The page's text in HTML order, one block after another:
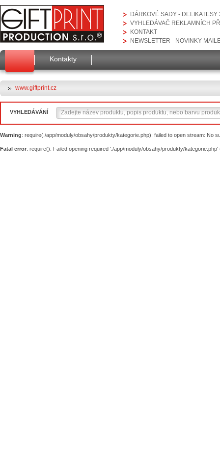
DÁRKOVÉ SADY - DELIKATESY
VYHLEDÁVAČ REKLAMNÍCH
KONTAKT
NEWSLETTER - NOVINKY
Kontakty
www.giftprint.cz
VYHLEDÁVÁNÍ
Warning: require(./app/moduly/obsahy/produkty/kategorie.php): failed to open stream: No
Fatal error: require(): Failed opening required './app/moduly/obsahy/produkty/